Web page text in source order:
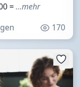
=…mehr
170